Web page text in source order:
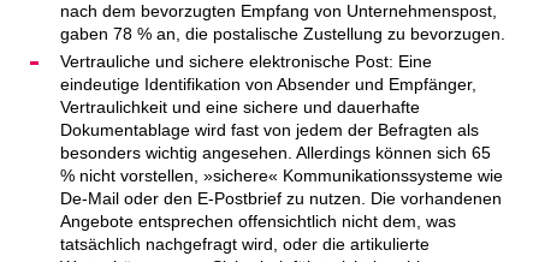
nach dem bevorzugten Empfang von Unternehmenspost,
gaben 78 % an, die postalische Zustellung zu bevorzugen.
Vertrauliche und sichere elektronische Post: Eine
eindeutige Identifikation von Absender und Empfänger,
Vertraulichkeit und eine sichere und dauerhafte
Dokumentablage wird fast von jedem der Befragten als
besonders wichtig angesehen. Allerdings können sich 65
% nicht vorstellen, »sichere« Kommunikationssysteme wie
De-Mail oder den E-Postbrief zu nutzen. Die vorhandenen
Angebote entsprechen offensichtlich nicht dem, was
tatsächlich nachgefragt wird, oder die artikulierte